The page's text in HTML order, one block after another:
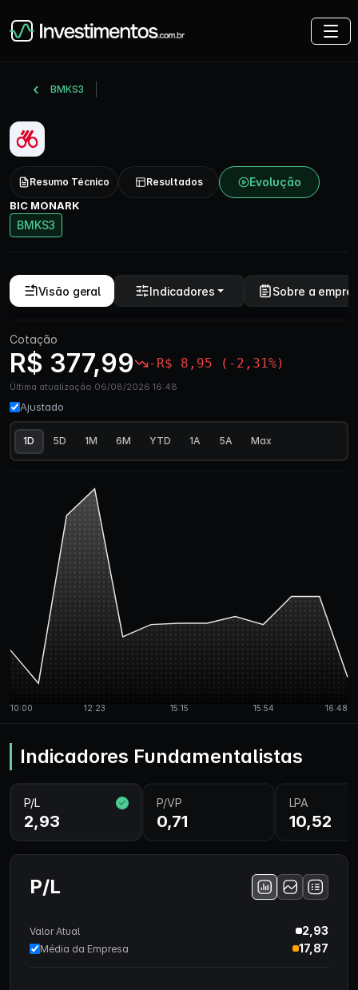
BMKS3
Resumo Técnico Resultados Evolução
BIC MONARK
BMKS3
Visão geral Indicadores Sobre a
Cotação
R$ 377,99 -R$ 8,95 (-2,31%)
Última atualização 06/08/2026 16:48
Ajustado
1D 5D 1M 6M YTD 1A 5A Max
Indicadores Fundamentalistas
P/L
2,93
P/VP
0,71
LPA
10,52
P/L
Valor Atual 2,93
Média da Empresa 17,87